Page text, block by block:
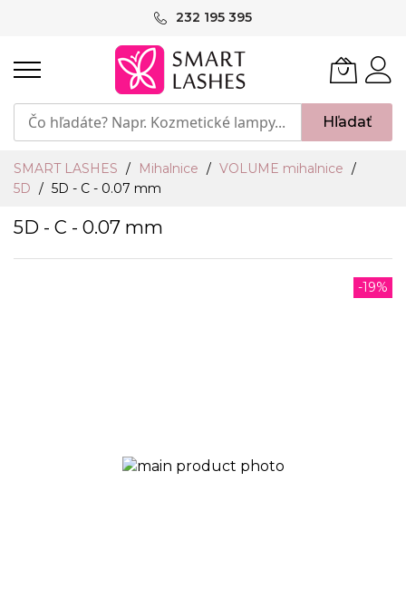
232 195 395
Hľadať
SMART LASHES Mihalnice
VOLUME mihalnice
5D
5D - C - 0.07 mm
5D - C - 0.07 mm
-19%